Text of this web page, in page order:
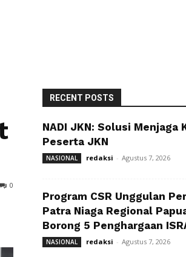
0
RECENT POSTS
NADI JKN: Solusi Menjaga
Peserta JKN
NASIONAL redaksi - Agustus 7, 2026
Program CSR Unggulan
Patra Niaga Regional
Borong 5 Penghargaan
NASIONAL redaksi - Agustus 7, 2026